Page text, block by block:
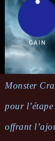
Mons­ter
pour
offrant